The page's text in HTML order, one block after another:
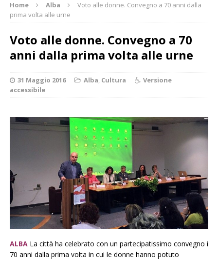
Home Alba
Voto alle donne. Convegno a 70 anni dalla
prima volta alle urne
Voto alle donne. Convegno a 70
anni dalla prima volta alle urne
31 Maggio 2016 Alba, Cultura
Versione
accessibile
ALBA La città ha celebrato con un partecipatissimo convegno i
70 anni dalla prima volta in cui le donne hanno potuto